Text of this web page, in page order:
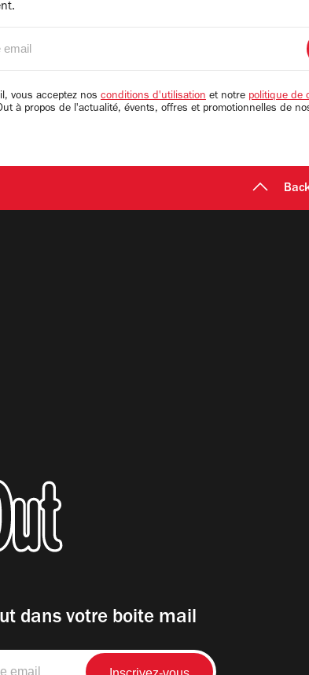
vous acceptez nos conditions d'utilisation et notre politique de
à propos de l'actualité, évents, offres et promotionnelles de
dans votre boite mail